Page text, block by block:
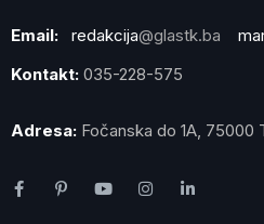
Email: redakcija@glastk.ba
Kontakt: 035-228-575
Adresa: Fočanska do 1A, 75000